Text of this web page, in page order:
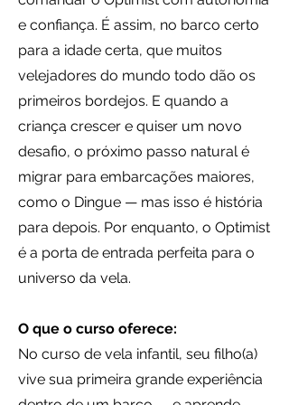
e confiança. É assim, no barco certo
para a idade certa, que muitos
velejadores do mundo todo dão os
primeiros bordejos. E quando a
criança crescer e quiser um novo
desafio, o próximo passo natural é
migrar para embarcações maiores,
como o Dingue — mas isso é história
para depois. Por enquanto, o Optimist
é a porta de entrada perfeita para o
universo da vela.
O que o curso oferece:
No curso de vela infantil, seu filho(a)
vive sua primeira grande experiência